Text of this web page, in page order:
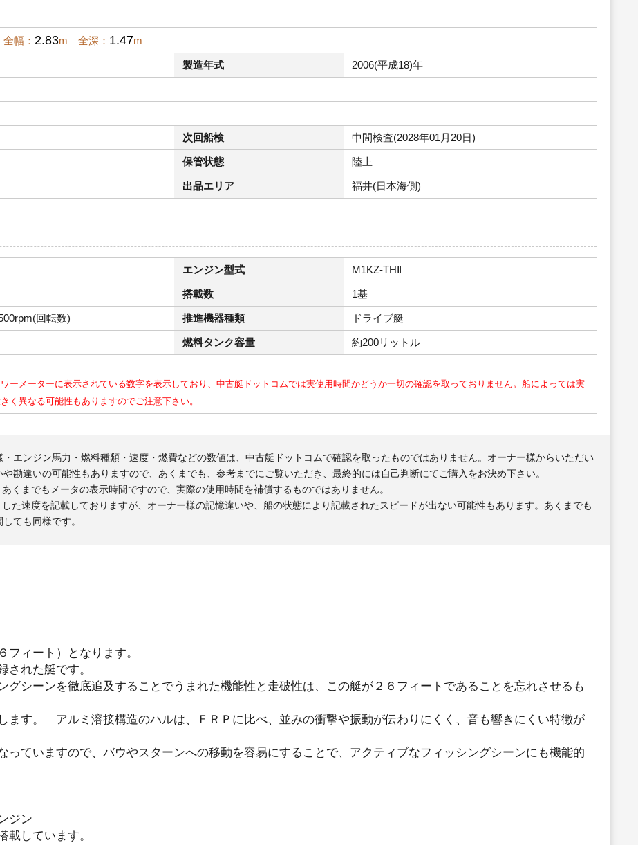
幅： 2.83m 全深： 1.47m
製造年式 2006(平成18)年
次回船検 中間検査(2028年01月20日)
保管状態 陸上
出品エリア 福井(日本海側)
エンジン型式 M1KZ-THⅡ
搭載数 1基
回転数) 推進機器種類 ドライブ艇
燃料タンク容量 約200リットル
ーメーターに表示されている数字を表示しており、中古艇ドットコムでは実使用時間かどうか一切の確認を取っておりません。船によっては実
く異なる可能性もありますのでご注意下さい。
エンジン馬力・燃料種類・速度・燃費などの数値は、中古艇ドットコムで確認を取ったものではありません。オーナー様からいただい
勘違いの可能性もありますので、あくまでも、参考までにご覧いただき、最終的には自己判断にてご購入をお決め下さい。
くまでもメータの表示時間ですので、実際の使用時間を補償するものではありません。
た速度を記載しておりますが、オーナー様の記憶違いや、船の状態により記載されたスピードが出ない可能性もあります。あくまでも
ても同様です。
ィート）となります。
された艇です。
グシーンを徹底追及することでうまれた機能性と走破性は、この艇が２６フィートであることを忘れさせるも
ます。 アルミ溶接構造のハルは、ＦＲＰに比べ、並みの衝撃や振動が伝わりにくく、音も響きにくい特徴が
っていますので、バウやスターンへの移動を容易にすることで、アクティブなフィッシングシーンにも機能的
ジン
ています。